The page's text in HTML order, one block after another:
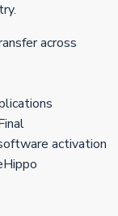
across
activation